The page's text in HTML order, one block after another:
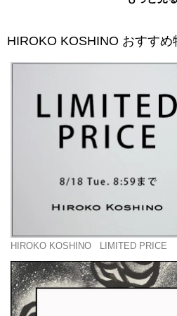
HIROKO KOSHINO おすすめ
HIROKO KOSHINO LIMITED PRICE